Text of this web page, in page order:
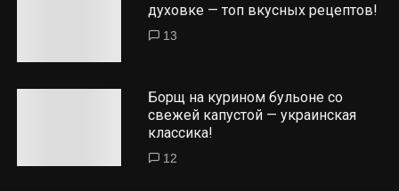
духовке — топ вкусных рецептов!
13
Борщ на курином бульоне со
свежей капустой — украинская
классика!
12